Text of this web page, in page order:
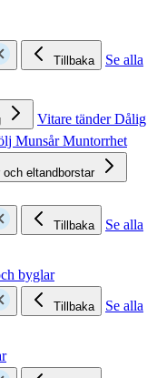
Tillbaka
Se alla
Vitare tänderDålig
MunsårMuntorrhet
och eltandborstar
Tillbaka
Se alla
byglar
Tillbaka
Se alla